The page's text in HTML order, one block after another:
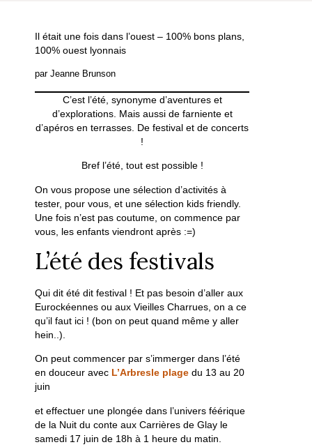
Il était une fois dans l’ouest – 100% bons plans,
100% ouest lyonnais
par Jeanne Brunson
C’est l’été, synonyme d’aventures et
d’explorations. Mais aussi de farniente et
d’apéros en terrasses. De festival et de concerts
!
Bref l’été, tout est possible !
On vous propose une sélection d’activités à
tester, pour vous, et une sélection kids friendly.
Une fois n’est pas coutume, on commence par
vous, les enfants viendront après :=)
L’été des festivals
Qui dit été dit festival ! Et pas besoin d’aller aux
Eurockéennes ou aux Vieilles Charrues, on a ce
qu’il faut ici ! (bon on peut quand même y aller
hein..).
On peut commencer par s’immerger dans l’été
en douceur avec L’Arbresle plage du 13 au 20
juin
et effectuer une plongée dans l’univers féérique
de la Nuit du conte aux Carrières de Glay le
samedi 17 juin de 18h à 1 heure du matin.